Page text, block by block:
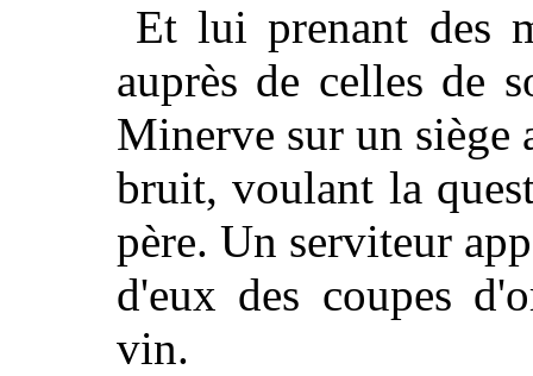
Et lui prenant des
auprès de celles de
Minerve sur un
bruit, voulant la
père. Un serviteur
d'eux des coupes
vin.